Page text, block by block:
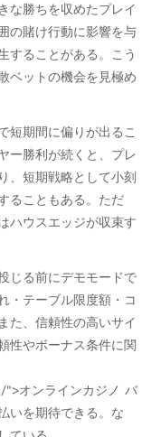
な勝ちを収めたプレイ
の賭け行動に影響を与
することがある。こう
ベットの機会を見極め
短期間に偏りが出るこ
ー勝利が続くと、プレ
、短期戦略として小刻
ることもある。ただ
ハウスエッジが収束す
じる前にデモモードで
・テーブル限度額・コ
た、信頼性の高いサイ
性やボーナス条件に関
オンラインカジノ バ
いを期待できる。な